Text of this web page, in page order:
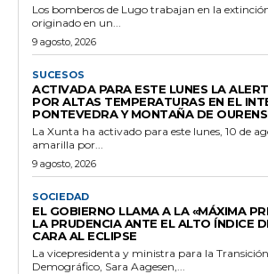
Los bomberos de Lugo trabajan en la
originado en un...
9 agosto, 2026
SUCESOS
ACTIVADA PARA ESTE LUNES LA
POR ALTAS TEMPERATURAS EN EL
PONTEVEDRA Y MONTAÑA DE
La Xunta ha activado para este lunes, 10 de
amarilla por...
9 agosto, 2026
SOCIEDAD
EL GOBIERNO LLAMA A LA «MÁXIMA
LA PRUDENCIA ANTE EL ALTO ÍNDICE
CARA AL ECLIPSE
La vicepresidenta y ministra para la
Demográfico, Sara Aagesen,...